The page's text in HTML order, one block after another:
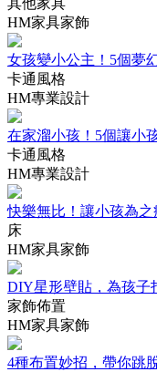
其他家具
HM家具家飾
女孩變小公主！5個夢
卡通風格
HM專業設計
在家溜小孩！5個讓小
卡通風格
HM專業設計
快樂無比！讓小孩為之
床
HM家具家飾
DIY星形壁貼，為孩子
家飾佈置
HM家具家飾
4種布置妙招，帶你跳